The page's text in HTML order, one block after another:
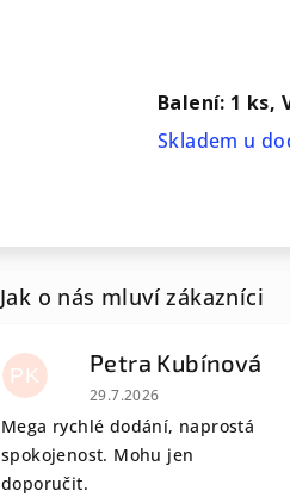
Balení: 1 ks,
Skladem u
PK Petra Kubínová
Hodnocení obchodu je
29.7.2026
Mega rychlé dodání, naprostá
spokojenost. Mohu jen
doporučit.